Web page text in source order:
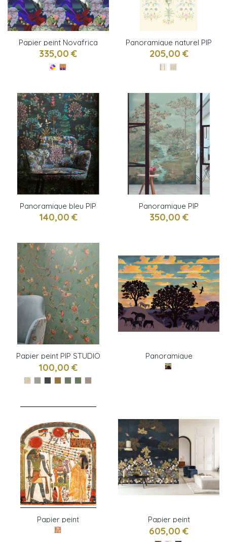
Papier peint Novafrica
Sunset Scène 1 de
Christian Lacroix
335,00 €
Panoramique naturel PIP
STUDIO 6 de Eijffinger
205,00 €
Panoramique bleu PIP
STUDIO 6 de Eijffinger
140,00 €
Panoramique PIP
STUDIO 6 de Eijffinger
350,00 €
Papier peint PIP STUDIO
6 -2 de Eijffinger
100,00 €
Panoramique
SHELTERING SKY de
Pierre Frey
Papier peint
panoramique TAPERET
de Pierre Frey
Papier peint
panoramique KANSAI de
CASAMANCE
605,00 €